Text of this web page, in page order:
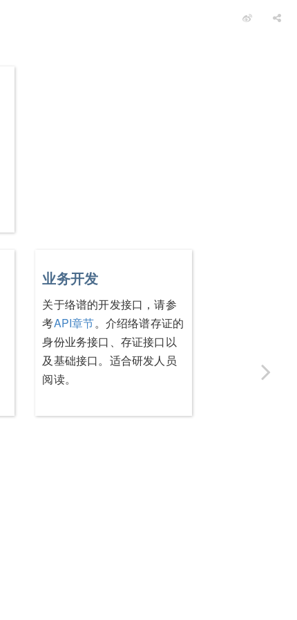
业务开发
关于络谱的开发接口，请参
考API章节。介绍络谱存证的
身份业务接口、存证接口以
及基础接口。适合研发人员
阅读。